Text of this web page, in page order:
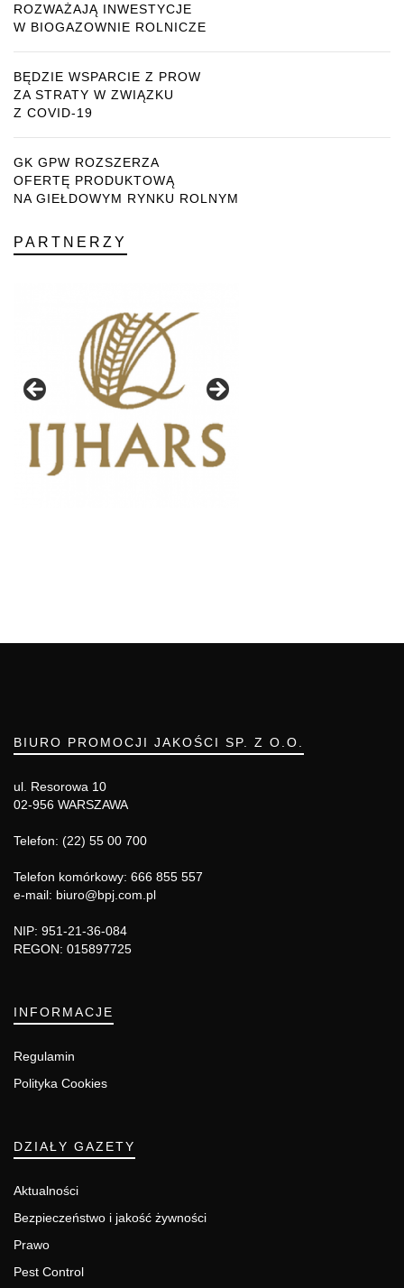
ROZWAŻAJĄ INWESTYCJE
W BIOGAZOWNIE ROLNICZE
BĘDZIE WSPARCIE Z PROW
ZA STRATY W ZWIĄZKU
Z COVID-19
GK GPW ROZSZERZA
OFERTĘ PRODUKTOWĄ
NA GIEŁDOWYM RYNKU ROLNYM
PARTNERZY
BIURO PROMOCJI JAKOŚCI SP. Z O.O.
ul. Resorowa 10
02-956 WARSZAWA
Telefon: (22) 55 00 700
Telefon komórkowy: 666 855 557
e-mail: biuro@bpj.com.pl
NIP: 951-21-36-084
REGON: 015897725
INFORMACJE
Regulamin
Polityka Cookies
DZIAŁY GAZETY
Aktualności
Bezpieczeństwo i jakość żywności
Prawo
Pest Control